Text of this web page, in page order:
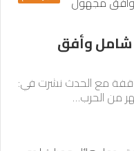
شامل وأفق
وقفة مع الحدث نشرت في: